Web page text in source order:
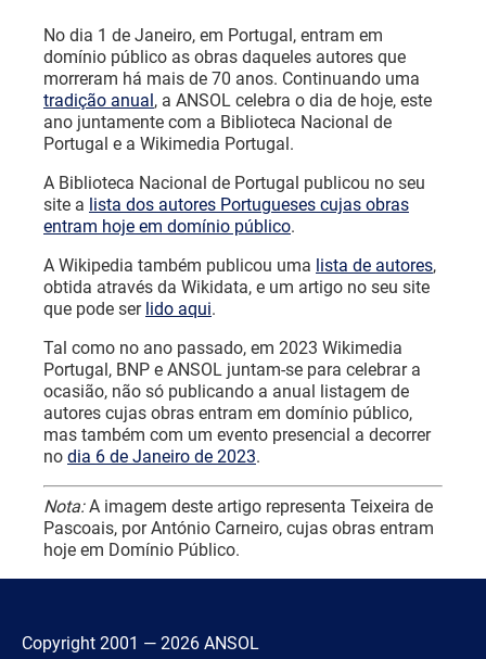
No dia 1 de Janeiro, em Portugal, entram em
domínio público as obras daqueles autores que
morreram há mais de 70 anos. Continuando uma
tradição anual , a ANSOL celebra o dia de hoje, este
ano juntamente com a Biblioteca Nacional de
Portugal e a Wikimedia Portugal.
A Biblioteca Nacional de Portugal publicou no seu
site a lista dos autores Portugueses cujas obras
entram hoje em domínio público.
A Wikipedia também publicou uma lista de autores,
obtida através da Wikidata, e um artigo no seu site
que pode ser lido aqui.
Tal como no ano passado, em 2023 Wikimedia
Portugal, BNP e ANSOL juntam-se para celebrar a
ocasião, não só publicando a anual listagem de
autores cujas obras entram em domínio público,
mas também com um evento presencial a decorrer
no dia 6 de Janeiro de 2023.
Nota:A imagem deste artigo representa Teixeira de
Pascoais, por António Carneiro, cujas obras entram
hoje em Domínio Público.
Copyright 2001 — 2026 ANSOL